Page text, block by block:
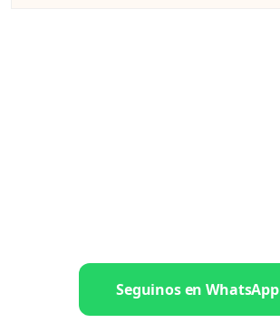
Seguinos en WhatsApp